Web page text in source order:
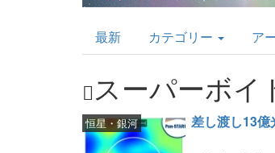
AstroArts
Topics
最新 カテゴリー ア
スーパーボイ
差し渡し13億
恒星・銀河